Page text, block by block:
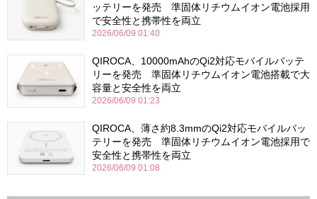
ッテリーを発売 準固体リチウムイオン電池採用
で安全性と携帯性を両立
2026/06/09 01:40
QIROCA、10000mAhのQi2対応モバイルバッテ
リーを発売 準固体リチウムイオン電池搭載で大
容量と安全性を両立
2026/06/09 01:23
QIROCA、薄さ約8.3mmのQi2対応モバイルバッ
テリーを発売 準固体リチウムイオン電池採用で
安全性と携帯性を両立
2026/06/09 01:08